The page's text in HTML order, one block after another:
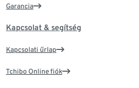
Garancia
Kapcsolat & segítség
Kapcsolati űrlap
Tchibo Online fiók